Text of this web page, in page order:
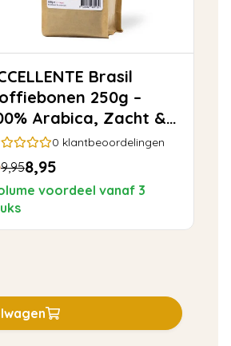
Brasil
250g –
Arabica, Zacht &
0 klantbeoordelingen
9,958,95
voordeel vanaf 3